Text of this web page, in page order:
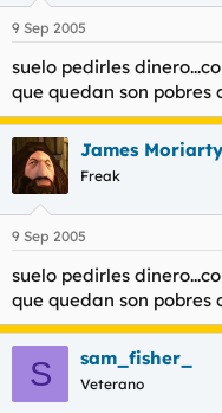
9 Sep 2005
suelo pedirles
que quedan son pobres
James Moriarty
Freak
9 Sep 2005
suelo pedirles
que quedan son pobres
S sam_fisher_
Veterano